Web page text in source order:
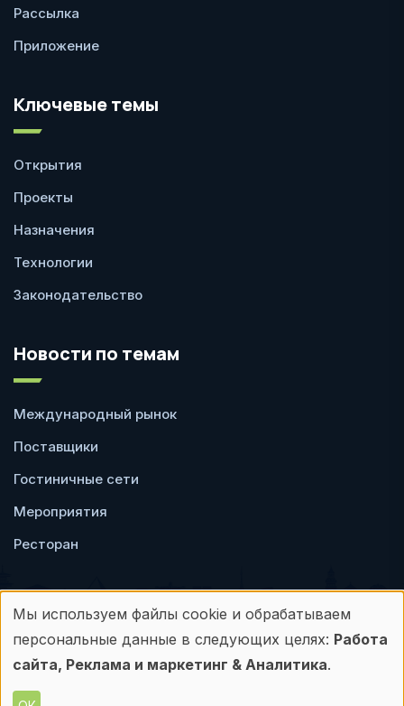
Рассылка
Приложение
Ключевые темы
Открытия
Проекты
Назначения
Технологии
Законодательство
Новости по темам
Международный рынок
Поставщики
Гостиничные сети
Мероприятия
Ресторан
Пользовательское
соглашение
Политика
конфиденциальности
Использование
персональных
Мы используем файлы cookie и обрабатываем
персональные данные в следующих целях: Работа
сайта, Реклама и маркетинг & Аналитика.